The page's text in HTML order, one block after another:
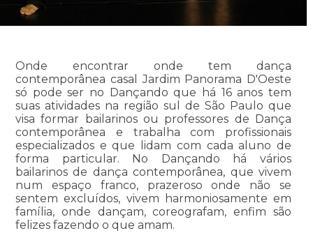
Onde encontrar onde tem dança
contemporânea casal Jardim Panorama D'Oeste
só pode ser no Dançando que há 16 anos tem
suas atividades na região sul de São Paulo que
visa formar bailarinos ou professores de Dança
contemporânea e trabalha com profissionais
especializados e que lidam com cada aluno de
forma particular. No Dançando há vários
bailarinos de dança contemporânea, que vivem
num espaço franco, prazeroso onde não se
sentem excluídos, vivem harmoniosamente em
família, onde dançam, coreografam, enfim são
felizes fazendo o que amam.